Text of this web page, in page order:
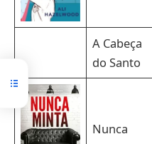
A Cabeça
do Santo
Nunca